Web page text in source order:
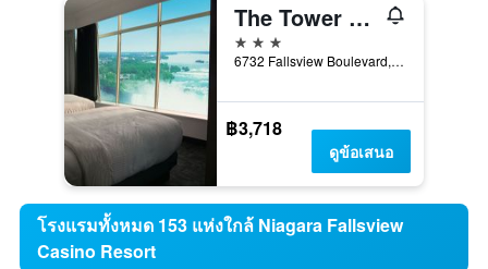
The Tower Hotel Fallsview
3 ดาว
6732 Fallsview Boulevard, น้ำตกไนแองการ่า, ON, แคนาดา
฿3,718
ดูข้อเสนอ
โรงแรมทั้งหมด 153 แห่งใกล้ Niagara Fallsview
Casino Resort